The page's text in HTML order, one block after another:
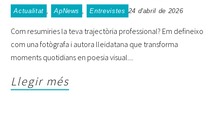
Actualitat , ApNews , Entrevistes 24 d'abril de 2026
Com resumiries la teva trajectòria professional? Em defineixo
com una fotògrafa i autora lleidatana que transforma
moments quotidians en poesia visual.
Llegir més